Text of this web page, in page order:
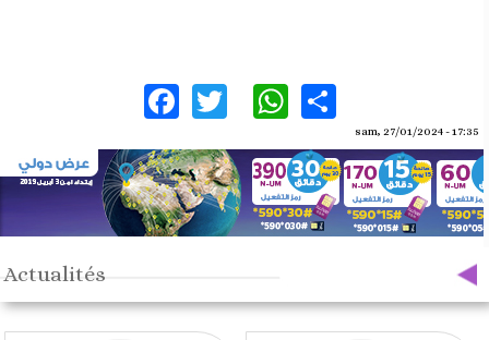
Facebook
TwitterWhatsApp
Share
sam, 27/01/2024 - 17:35
Actualités